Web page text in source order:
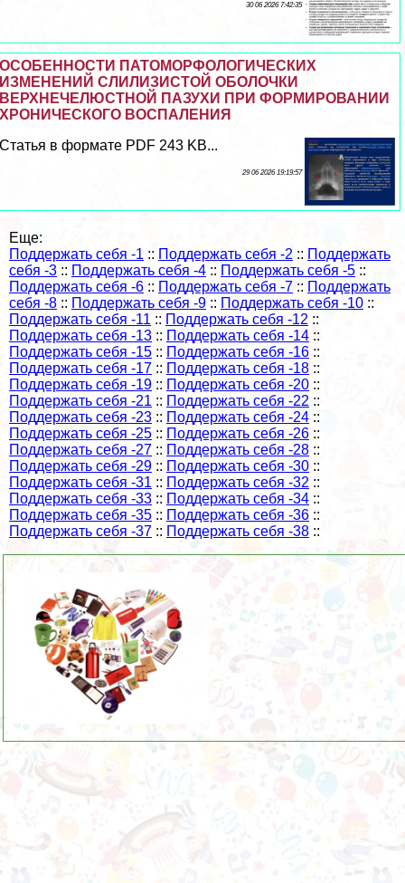
30 06 2026 7:42:35
ОСОБЕННОСТИ ПАТОМОРФОЛОГИЧЕСКИХ
ИЗМЕНЕНИЙ СЛИЛИЗИСТОЙ ОБОЛОЧКИ
ВЕРХНЕЧЕЛЮСТНОЙ ПАЗУХИ ПРИ ФОРМИРОВАНИИ
ХРОНИЧЕСКОГО ВОСПАЛЕНИЯ
Статья в формате PDF 243 KB...
29 06 2026 19:19:57
Еще:
Поддержать себя -1 :: Поддержать себя -2 :: Поддержать
себя -3 :: Поддержать себя -4 :: Поддержать себя -5 ::
Поддержать себя -6 :: Поддержать себя -7 :: Поддержать
себя -8 :: Поддержать себя -9 :: Поддержать себя -10 ::
Поддержать себя -11 :: Поддержать себя -12 ::
Поддержать себя -13 :: Поддержать себя -14 ::
Поддержать себя -15 :: Поддержать себя -16 ::
Поддержать себя -17 :: Поддержать себя -18 ::
Поддержать себя -19 :: Поддержать себя -20 ::
Поддержать себя -21 :: Поддержать себя -22 ::
Поддержать себя -23 :: Поддержать себя -24 ::
Поддержать себя -25 :: Поддержать себя -26 ::
Поддержать себя -27 :: Поддержать себя -28 ::
Поддержать себя -29 :: Поддержать себя -30 ::
Поддержать себя -31 :: Поддержать себя -32 ::
Поддержать себя -33 :: Поддержать себя -34 ::
Поддержать себя -35 :: Поддержать себя -36 ::
Поддержать себя -37 :: Поддержать себя -38 ::